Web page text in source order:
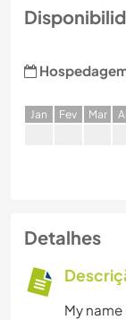
Jan Fev Mar A
Detalhes
My name